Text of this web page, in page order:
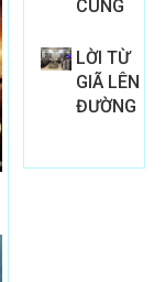
CÙNG
LỜI TỪ
GIÃ LÊN
ĐƯỜNG